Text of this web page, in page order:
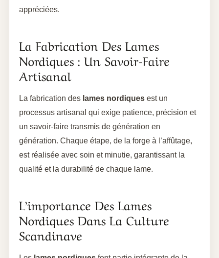
appréciées.
La Fabrication Des Lames
Nordiques : Un Savoir-Faire
Artisanal
La fabrication des lames nordiques est un
processus artisanal qui exige patience, précision et
un savoir-faire transmis de génération en
génération. Chaque étape, de la forge à l’affûtage,
est réalisée avec soin et minutie, garantissant la
qualité et la durabilité de chaque lame.
L’importance Des Lames
Nordiques Dans La Culture
Scandinave